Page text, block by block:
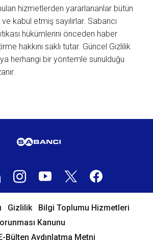
hizmetlerden yararlananlar bütün
kabul etmiş sayılırlar. Sabancı
hükümlerini önceden haber
hakkını saklı tutar. Güncel Gizlilik
herhangi bir yöntemle sunulduğu
Gizlilik
Bilgi Toplumu Hizmetleri
Kanunu
Bülten Aydınlatma Metni